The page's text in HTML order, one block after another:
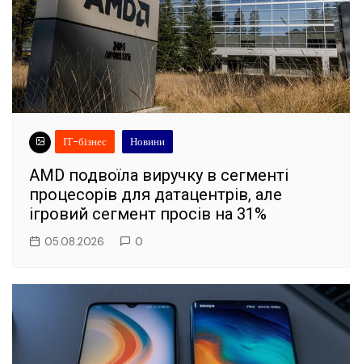
ІТ-бізнес Новини
AMD подвоїла виручку в сегменті
процесорів для датацентрів, але
ігровий сегмент просів на 31%
05.08.2026 0